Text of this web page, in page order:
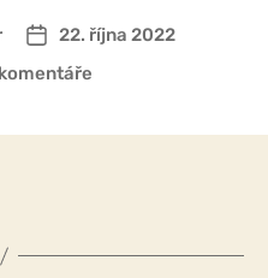
Datum
příspěvku
22. října 2022
u